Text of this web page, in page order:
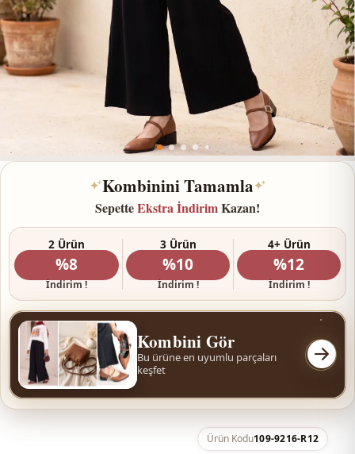
✦ Kombinini Tamamla✦
SepetteEkstra İndirimKazan!
2 Ürün
%8
İndirim !
3 Ürün
%10
İndirim !
4+ Ürün
%12
İndirim !
Kombini Gör
Bu ürüne en uyumlu parçaları
keşfet
Ürün Kodu109-9216-R12